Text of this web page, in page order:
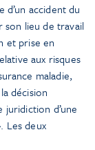
d’un accident du
son lieu de travail
et prise en
aux risques
maladie,
décision
juridiction d’une
Les deux